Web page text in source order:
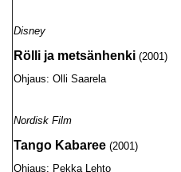
Disney
Rölli ja metsänhenki (2001)
Ohjaus: Olli Saarela
Nordisk Film
Tango Kabaree (2001)
Ohjaus: Pekka Lehto